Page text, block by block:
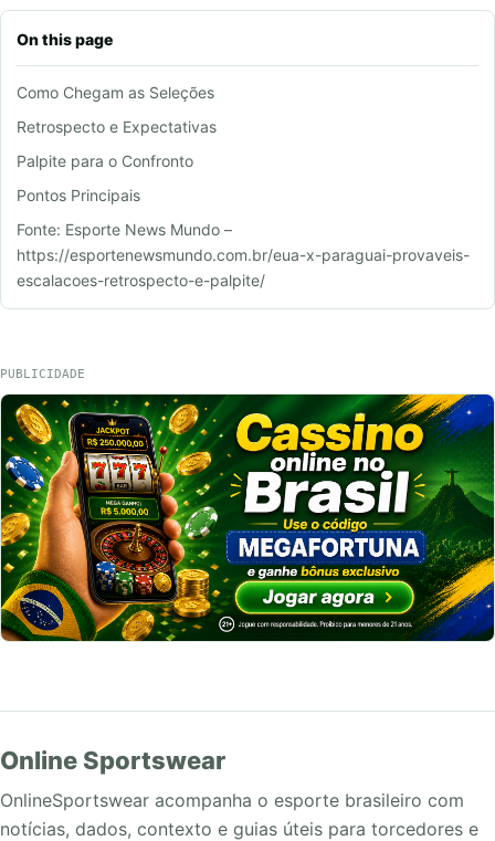
On this page
Como Chegam as Seleções
Retrospecto e Expectativas
Palpite para o Confronto
Pontos Principais
Fonte: Esporte News Mundo –
https://esportenewsmundo.com.br/eua-x-paraguai-provaveis-
escalacoes-retrospecto-e-palpite/
PUBLICIDADE
Online Sportswear
OnlineSportswear acompanha o esporte brasileiro com
notícias, dados, contexto e guias úteis para torcedores e